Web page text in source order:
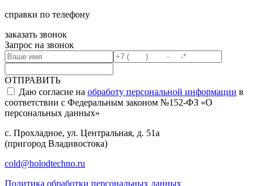
справки по телефону
заказать звонок
Запрос на звонок
ОТПРАВИТЬ
Даю согласие на обработу персональной информации в
соответствии с Федеральным законом №152-ФЗ «О
персональных данных»
с. Прохладное, ул. Центральная, д. 51а
(пригород Владивостока)
cold@holodtechno.ru
Политика обработки персональных данных